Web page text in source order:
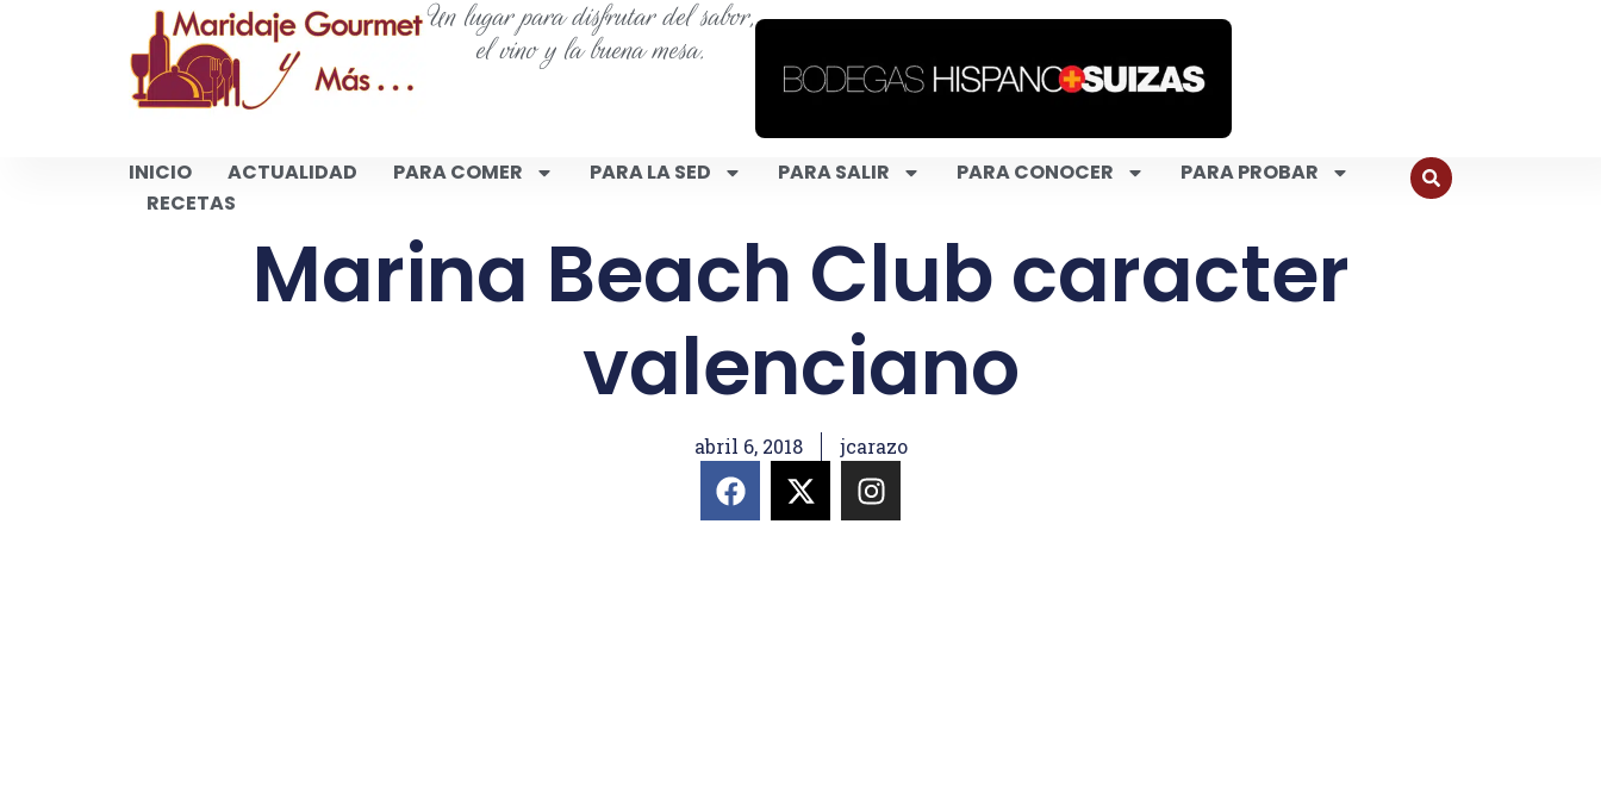
Un lugar para disfrutar del sabor,
el vino y la buena mesa.
INICIO ACTUALIDAD PARA COMER PARA LA SED PARA SALIR PARA CONOCER
PARA PROBAR
RECETAS
Marina Beach Club caracter
valenciano
abril 6, 2018 jcarazo